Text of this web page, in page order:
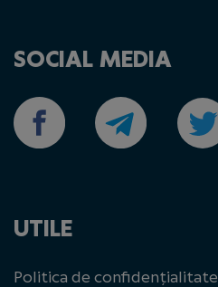
SOCIAL MEDIA
UTILE
Politica de confidențialitate